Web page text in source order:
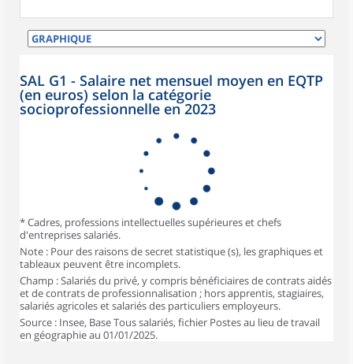
SAL G1 - Salaire net mensuel moyen en EQTP
(en euros) selon la catégorie
socioprofessionnelle en 2023
* Cadres, professions intellectuelles supérieures et chefs
d'entreprises salariés.
Note : Pour des raisons de secret statistique (s), les graphiques et
tableaux peuvent être incomplets.
Champ : Salariés du privé, y compris bénéficiaires de contrats aidés
et de contrats de professionnalisation ; hors apprentis, stagiaires,
salariés agricoles et salariés des particuliers employeurs.
Source : Insee, Base Tous salariés, fichier Postes au lieu de travail
en géographie au 01/01/2025.